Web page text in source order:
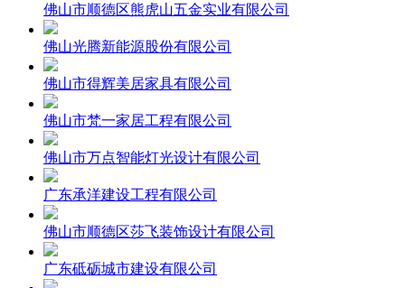
佛山市顺德区熊虎山五金实业有限公司
佛山光腾新能源股份有限公司
佛山市得辉美居家具有限公司
佛山市梵一家居工程有限公司
佛山市万点智能灯光设计有限公司
广东承洋建设工程有限公司
佛山市顺德区莎飞装饰设计有限公司
广东砥砺城市建设有限公司